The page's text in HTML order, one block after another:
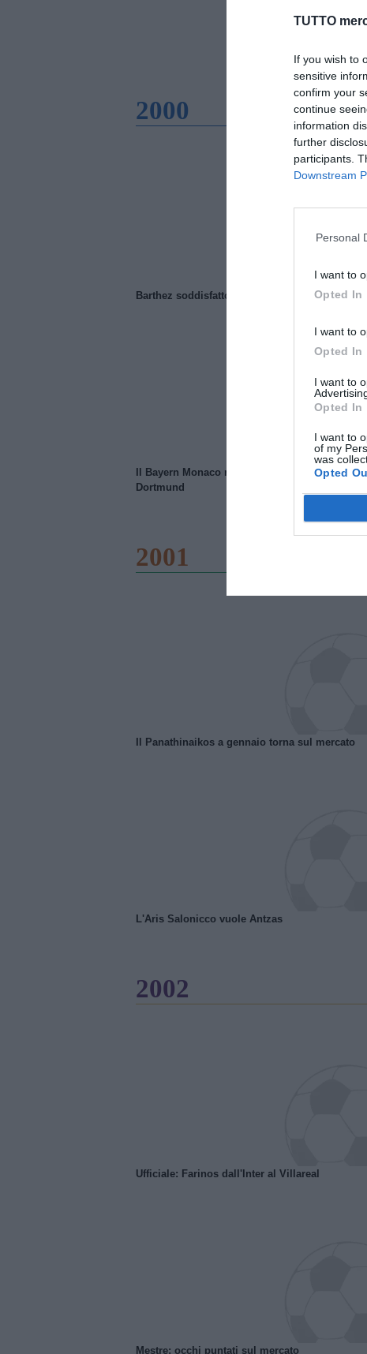
TUTTO
If you wish to
sensitive
confirm your
continue
information
further
participants.
Downstream
Personal
I want to
Opted In
I want to
Opted In
I want to
Opted In
I want to
of my
was
Opted
2000
Barthez soddisfatto del Manchester United
Il Bayern Monaco ridimensiona il Borussia
Dortmund
2001
Il Panathinaikos a gennaio torna sul mercato
L'Aris Salonicco vuole Antzas
2002
Ufficiale: Farinos dall'Inter al Villareal
Mestre: occhi puntati sul mercato